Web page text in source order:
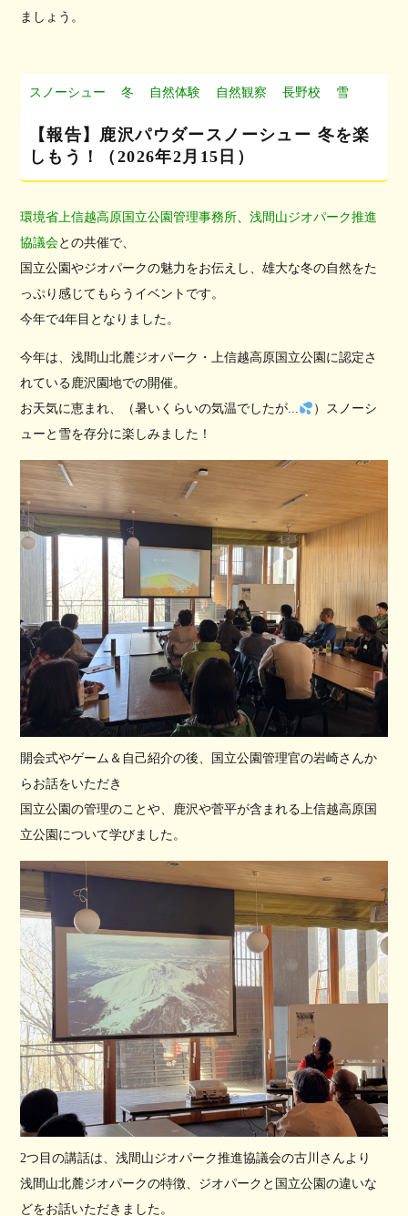
ましょう。
スノーシュー 冬 自然体験 自然観察 長野校 雪
【報告】鹿沢パウダースノーシュー 冬を楽
しもう！（2026年2月15日）
環境省上信越高原国立公園管理事務所、 浅間山ジオパーク推進
協議会との共催で、
国立公園やジオパークの魅力をお伝えし、雄大な冬の自然をた
っぷり感じてもらうイベントです。
今年で4年目となりました。
今年は、浅間山北麓ジオパーク・上信越高原国立公園に認定さ
れている鹿沢園地での開催。
お天気に恵まれ、（暑いくらいの気温でしたが...
）スノーシ
ューと雪を存分に楽しみました！
開会式やゲーム＆自己紹介の後、国立公園管理官の岩崎さんか
らお話をいただき
国立公園の管理のことや、鹿沢や菅平が含まれる上信越高原国
立公園について学びました。
2つ目の講話は、浅間山ジオパーク推進協議会の古川さんより
浅間山北麓ジオパークの特徴、ジオパークと国立公園の違いな
どをお話いただきました。